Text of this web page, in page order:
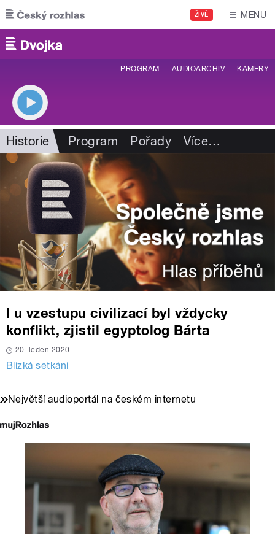
Přejít k hlavnímu obsahu
ŽIVĚ MENU
PROGRAM AUDIOARCHIV KAMERY
Historie Program Pořady Více…
I u vzestupu civilizací byl vždycky
konflikt, zjistil egyptolog Bárta
20. leden 2020
Blízká setkání
Největší audioportál na českém internetu